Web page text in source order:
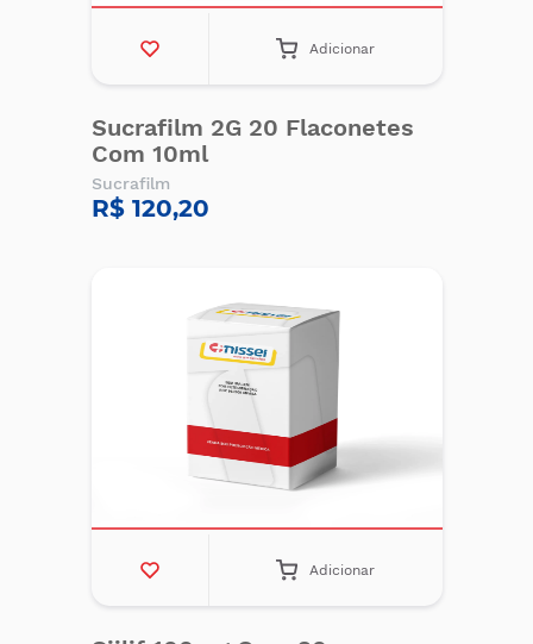
Adicionar
Sucrafilm 2G 20 Flaconetes
Com 10ml
Sucrafilm
R$ 120,20
Adicionar